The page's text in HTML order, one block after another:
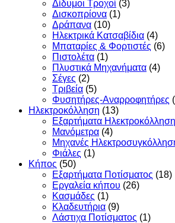
Δίδυμοι Τροχοί (3)
Δισκοπρίονα (1)
Δράπανα (10)
Ηλεκτρικά Κατσαβίδια (4)
Μπαταρίες & Φορτιστές (6)
Πιστολέτα (1)
Πλυστικά Μηχανήματα (4)
Σέγες (2)
Τριβεία (5)
Φυσητήρες-Αναρροφητήρες
Ηλεκτροκόλληση (13)
Εξαρτήματα
Μανόμετρα (4)
Μηχανές
Φιάλες (1)
Κήπος (50)
Εξαρτήματα Ποτίσματος (18)
Εργαλεία κήπου (26)
Κασμάδες (1)
Κλαδευτήρια (9)
Λάστιχα Ποτίσματος (1)